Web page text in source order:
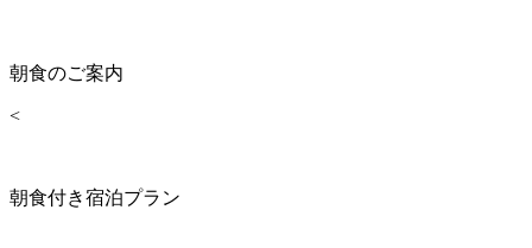
朝食のご案内
<
朝食付き宿泊プラン